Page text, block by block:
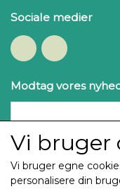
Sociale medier
Modtag vores
Vi bruger
Vi bruger egne
personalisere din